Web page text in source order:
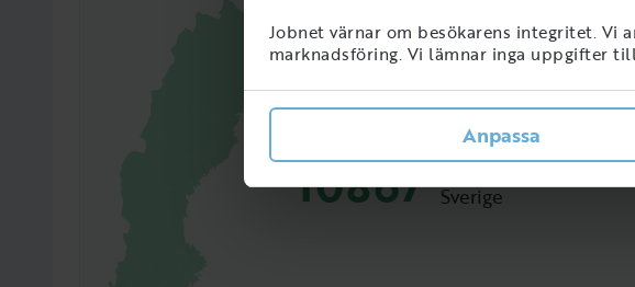
Jobnet värnar om besökarens integritet. Vi
marknadsföring. Vi lämnar inga uppgifter
Anpassa
10867
Sverige